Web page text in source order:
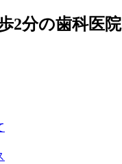
2分の歯科医院